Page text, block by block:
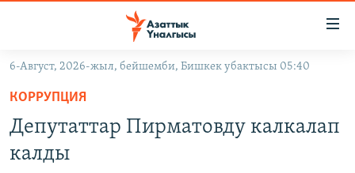
Навигацияга
өтүңүз
Издөөгө
салыңызКЫРГЫЗСТАН
ДҮЙНӨ
6-Август, 2026-жыл, бейшемби, Бишкек убактысы 05:40
КОРРУПЦИЯ
Депутаттар Пирматовду калкалап
калды